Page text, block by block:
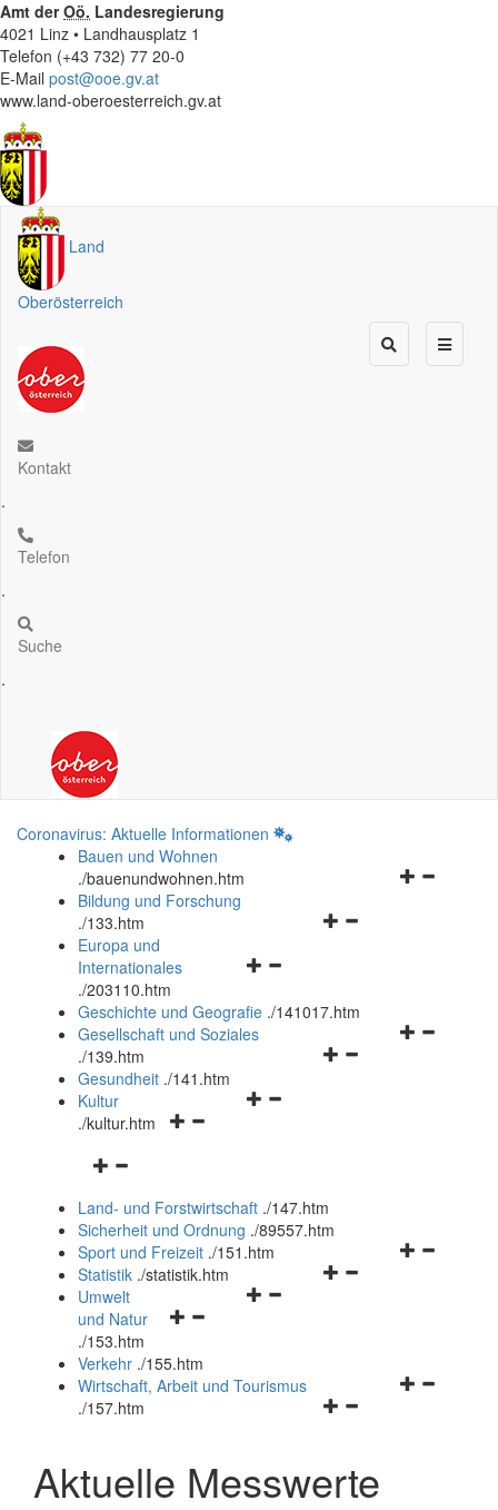
Amt derOö. Landesregierung
4021 Linz • Landhausplatz 1
Telefon (+43 732) 77 20-0
E-Mail post@ooe.gv.at
www.land-oberoesterreich.gv.at
Land
Oberösterreich
Kontakt
.
Telefon
.
Suche
.
Coronavirus: Aktuelle Informationen
Bauen und Wohnen
./bauenundwohnen.htm
Navigationsmenü
Bildung und Forschung
./133.htm
Navigationsmenü
und
schließen
Europa und
Internationales
./203110.htm
Geschichte und Geografie ./141017.htm
Navigationsmenü
Gesellschaft und Soziales
./139.htm
Navigationsmenü
Gesundheit ./141.htm
Navigationsmenü
Kultur
./kultur.htm
Navigationsmenü
und
schließen
Land- und Forstwirtschaft ./147.htm
Sicherheit und Ordnung ./89557.htm
Navigationsmenü
Sport und Freizeit ./151.htm
Navigationsmenü
Statistik ./statistik.htm
Navigationsmenü
und
schließen
Umwelt
und Natur
./153.htm
Verkehr ./155.htm
Navigationsmenü
schließen
Wirtschaft, Arbeit und Tourismus
./157.htm
Aktuelle Messwerte